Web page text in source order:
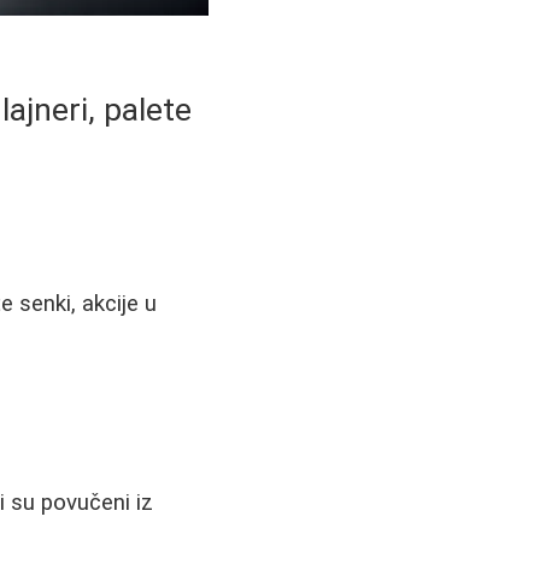
palete
senki, akcije u
su povučeni iz